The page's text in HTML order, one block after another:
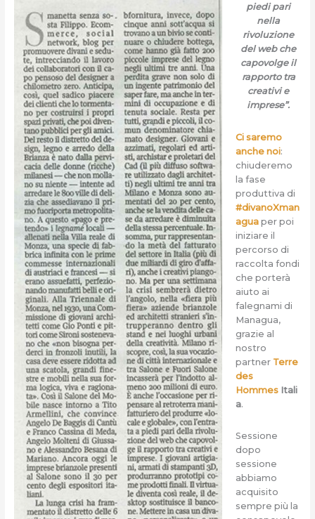
piedi pari
nella
rivoluzione
del web che
capovolge il
rapporto tra
creativi e
imprese”.
Ci saremo
anche noi:
chiuderemo
la fase
produttiva di
#divanoXman
aguaper poi
iniziare il
percorso di
raccolta fondi
che porterà
aiuto ai
falegnami di
Managua,
grazie al
nostro
partner Terre
des
HommesItali
a.
Sessione
dopo
sessione
abbiamo
acquisito
sempre più la